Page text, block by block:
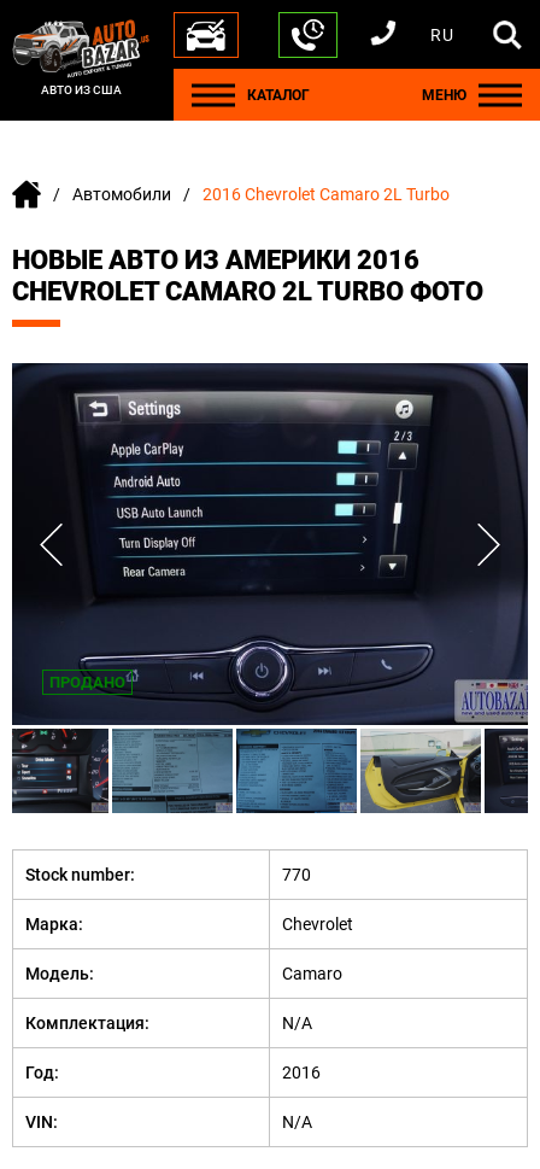
АВТО ИЗ США
+1 440 212 5612
+380 63 445 8605
---
+7 701 784 4450
+375 17 337 2065
RU
КАТАЛОГ МЕНЮ
Автомобили 2016 Chevrolet Camaro 2L Turbo
НОВЫЕ АВТО ИЗ АМЕРИКИ 2016
CHEVROLET CAMARO 2L TURBO ФОТО
ПРОДАНО
Stock number: 770
Марка: Chevrolet
Модель: Camaro
Комплектация: N/A
Год: 2016
VIN: N/A